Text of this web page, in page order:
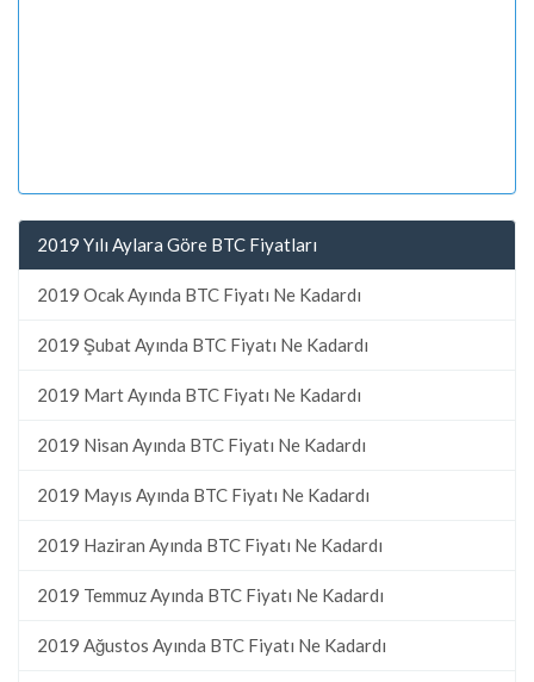
2019 Yılı Aylara Göre BTC Fiyatları
2019 Ocak Ayında BTC Fiyatı Ne Kadardı
2019 Şubat Ayında BTC Fiyatı Ne Kadardı
2019 Mart Ayında BTC Fiyatı Ne Kadardı
2019 Nisan Ayında BTC Fiyatı Ne Kadardı
2019 Mayıs Ayında BTC Fiyatı Ne Kadardı
2019 Haziran Ayında BTC Fiyatı Ne Kadardı
2019 Temmuz Ayında BTC Fiyatı Ne Kadardı
2019 Ağustos Ayında BTC Fiyatı Ne Kadardı